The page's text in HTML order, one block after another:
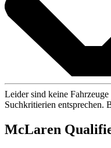
Leider sind keine
Suchkritierien entsprechen.
McLaren